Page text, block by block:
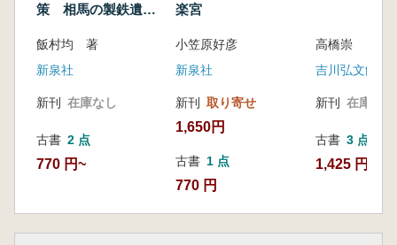
策 相馬の製鉄遺跡
飯村均 著
新泉社
新刊 在庫なし
古書 2 点
770 円~
楽宮
小笠原好彦
新泉社
新刊 取り寄せ
1,650円
古書 1 点
770 円
高橋崇
吉川弘文館
新刊 在庫なし
古書 3 点
1,425 円~